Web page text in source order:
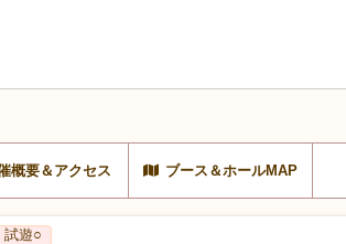
概要＆アクセス ブース＆ホールMAP
試遊○